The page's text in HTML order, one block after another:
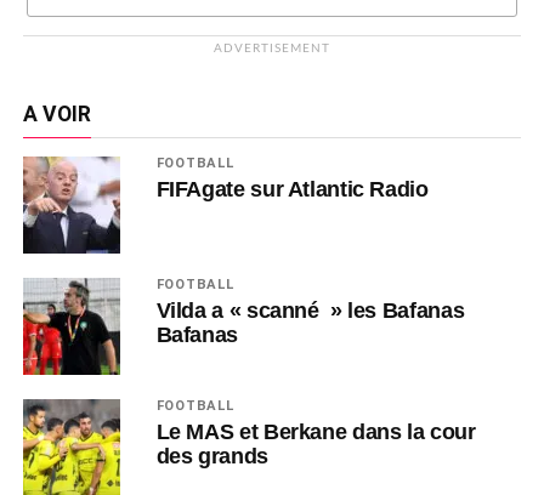
ADVERTISEMENT
A VOIR
FOOTBALL
FIFAgate sur Atlantic Radio
FOOTBALL
Vilda a « scanné » les Bafanas
Bafanas
FOOTBALL
Le MAS et Berkane dans la cour
des grands